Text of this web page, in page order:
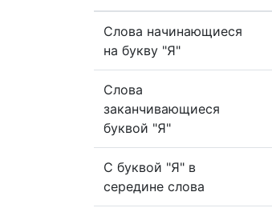
Слова начинающиеся
на букву "Я"
Слова
заканчивающиеся
буквой "Я"
С буквой "Я" в
середине слова